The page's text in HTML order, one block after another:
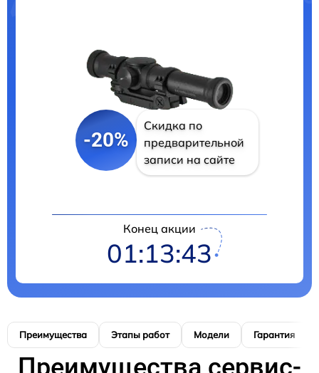
-20%
Скидка по
предварительной
записи на сайте
Конец акции
01:13:42
Преимущества Этапы работ Модели Гарантия